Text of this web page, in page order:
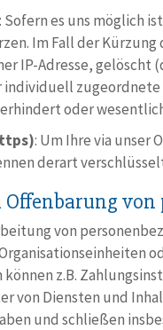
: Sofern es uns möglich
Im Fall der
IP-Adresse, gelöscht
oder
: Um Ihre via unser
derart
von
von
z.B.
von Diensten und
und schließen